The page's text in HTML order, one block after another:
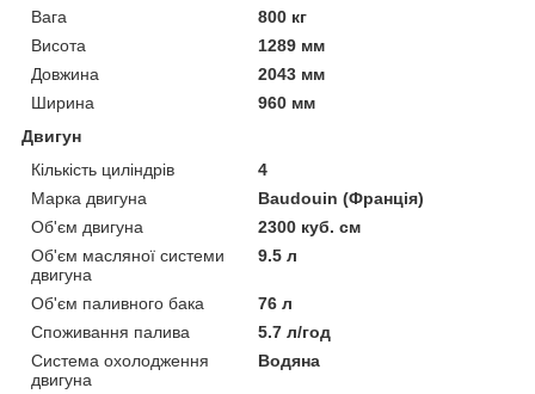
Вага
800 кг
Висота
1289 мм
Довжина
2043 мм
Ширина
960 мм
Двигун
Кількість циліндрів
4
Марка двигуна
Baudouin (Франція)
Об'єм двигуна
2300 куб. см
Об'єм масляної системи
двигуна
9.5 л
Об'єм паливного бака
76 л
Споживання палива
5.7 л/год
Система охолодження
двигуна
Водяна